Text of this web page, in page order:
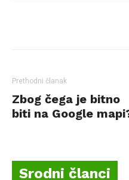
Prethodni članak
Zbog čega je bitno
biti na Google
Srodni članci